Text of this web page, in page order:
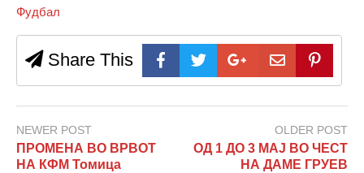
Фудбал
Share This
NEWER POST
ПРОМЕНА ВО ВРВОТ
НА КФМ Томица
OLDER POST
ОД 1 ДО 3 МАЈ ВО ЧЕСТ
НА ДАМЕ ГРУЕВ